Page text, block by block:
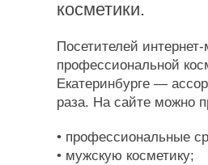
косметики.
Посетителей
профессиональной
Екатеринбурге —
раза. На сайте можно
• профессиональные
• мужскую косметику;